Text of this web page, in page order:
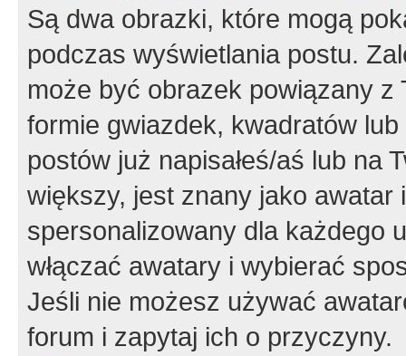
Są dwa obrazki, które mogą
podczas wyświetlania postu.
może być obrazek powiązany z
formie gwiazdek, kwadratów
postów już napisałeś/aś lub na
większy, jest znany jako
spersonalizowany dla każdego
włączać awatary i wybierać
Jeśli nie możesz używać
forum i zapytaj ich o przyczyny.